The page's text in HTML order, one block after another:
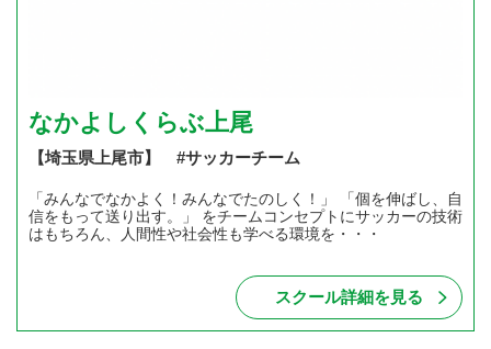
なかよしくらぶ上尾
【埼玉県上尾市】 #サッカーチーム
「みんなでなかよく！みんなでたのしく！」 「個を伸ばし、自
信をもって送り出す。」 をチームコンセプトにサッカーの技術
はもちろん、人間性や社会性も学べる環境を・・・
スクール詳細を見る